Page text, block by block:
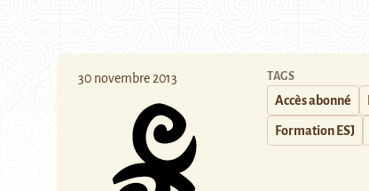
30 novembre 2013 TAGS
Accès abonné
Formation ESJ